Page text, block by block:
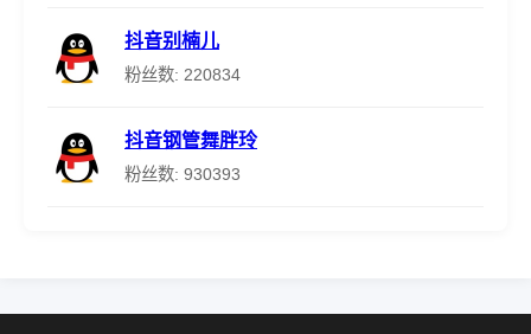
抖音别楠儿
粉丝数: 220834
抖音钢管舞胖玲
粉丝数: 930393